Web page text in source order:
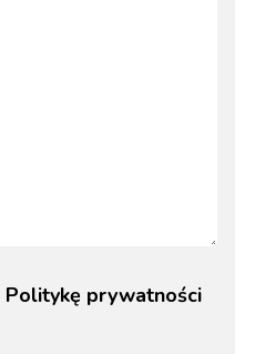
Politykę prywatności